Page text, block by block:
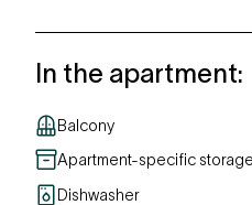
In the apartment:
Balcony
Apartment-specific
Dishwasher